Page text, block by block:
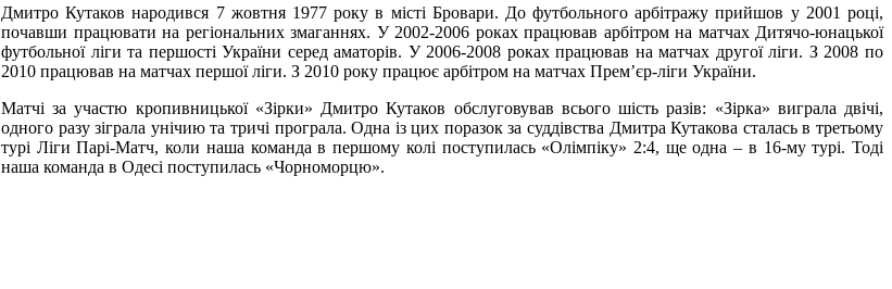
Дмитро Кутаков народився 7 жовтня 1977 року в місті Бровари. До футбольного арбітражу прийшов у 2001 році,
почавши працювати на регіональних змаганнях. У 2002-2006 роках працював арбітром на матчах Дитячо-юнацької
футбольної ліги та першості України серед аматорів. У 2006-2008 роках працював на матчах другої ліги. З 2008 по
2010 працював на матчах першої ліги. З 2010 року працює арбітром на матчах Прем’єр-ліги України.
Матчі за участю кропивницької «Зірки» Дмитро Кутаков обслуговував всього шість разів: «Зірка» виграла двічі,
одного разу зіграла унічию та тричі програла. Одна із цих поразок за суддівства Дмитра Кутакова сталась в третьому
турі Ліги Парі-Матч, коли наша команда в першому колі поступилась «Олімпіку» 2:4, ще одна – в 16-му турі. Тоді
наша команда в Одесі поступилась «Чорноморцю».